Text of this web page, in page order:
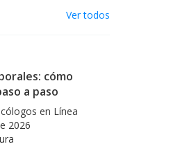
Ver todos
cómo
a paso
en Línea
2026